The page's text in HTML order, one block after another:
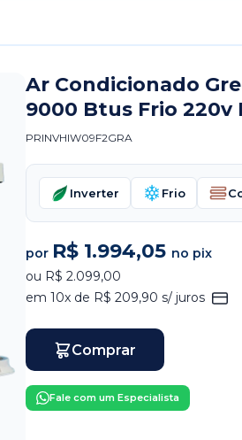
Ar Condicionado
9000 Btus Frio 220v
PRINVHIW09F2GRA
Inverter Frio
por R$ 1.994,05 no pix
ou R$ 2.099,00
em 10x de R$ 209,90 s/ juros
Comprar
Fale com um Especialista